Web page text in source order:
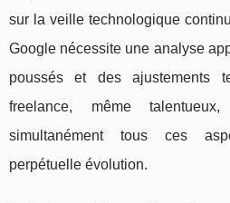
sur la veille technologique
Google nécessite une analyse
poussés et des ajustements
freelance, même
simultanément tous ces
perpétuelle évolution.